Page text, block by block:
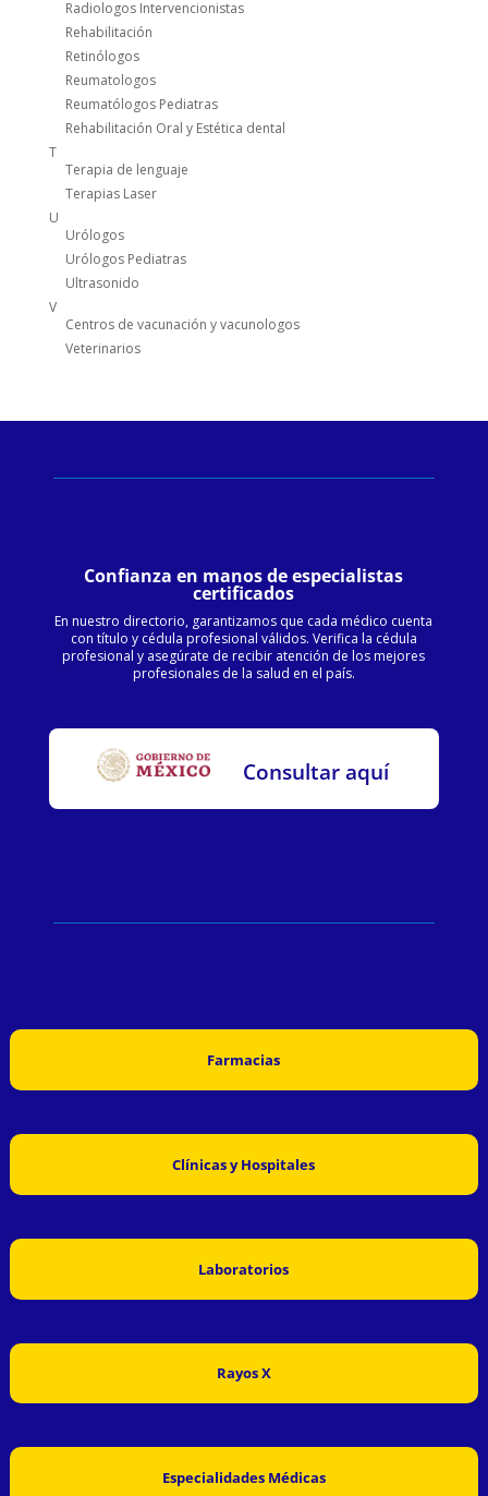
Radiologos Intervencionistas
Rehabilitación
Retinólogos
Reumatologos
Reumatólogos Pediatras
Rehabilitación Oral y Estética dental
T
Terapia de lenguaje
Terapias Laser
U
Urólogos
Urólogos Pediatras
Ultrasonido
V
Centros de vacunación y vacunologos
Veterinarios
Confianza en manos de especialistas
certificados
En nuestro directorio, garantizamos que cada médico cuenta
con título y cédula profesional válidos. Verifica la cédula
profesional y asegúrate de recibir atención de los mejores
profesionales de la salud en el país.
Consultar aquí
Farmacias
Clínicas y Hospitales
Laboratorios
Rayos X
Especialidades Médicas